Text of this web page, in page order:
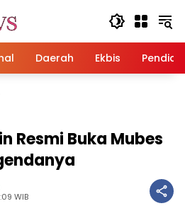
Daerah Ekbis
Resmi Buka Mubes
WIB